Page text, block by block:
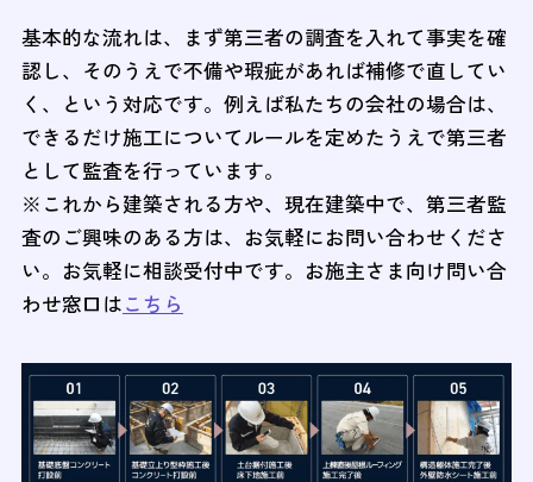
基本的な流れは、まず第三者の調査を入れて事実を確
認し、そのうえで不備や瑕疵があれば補修で直してい
く、という対応です。例えば私たちの会社の場合は、
できるだけ施工についてルールを定めたうえで第三者
として監査を行っています。
※これから建築される方や、現在建築中で、第三者監
査のご興味のある方は、お気軽にお問い合わせくださ
い。お気軽に相談受付中です。お施主さま向け問い合
わせ窓口はこちら